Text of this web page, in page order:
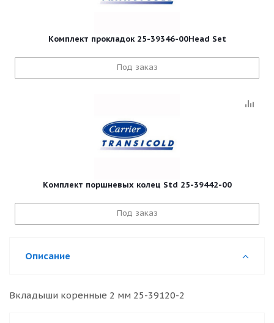
Комплект прокладок 25-39346-00Head Set
Под заказ
Комплект поршневых колец Std 25-39442-00
Под заказ
Описание
Вкладыши коренные 2 мм 25-39120-2